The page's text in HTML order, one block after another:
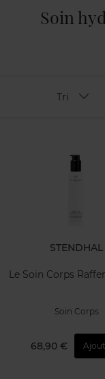
Soin
Tri
STENDHAL
Le Soin Corps
Soin Corps
68,90 €